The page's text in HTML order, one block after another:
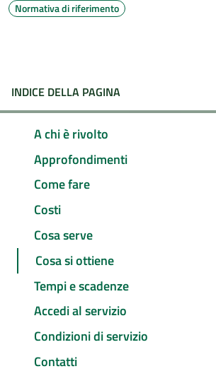
Normativa di riferimento
INDICE DELLA PAGINA
A chi è rivolto
Approfondimenti
Come fare
Costi
Cosa serve
Cosa si ottiene
Tempi e scadenze
Accedi al servizio
Condizioni di servizio
Contatti